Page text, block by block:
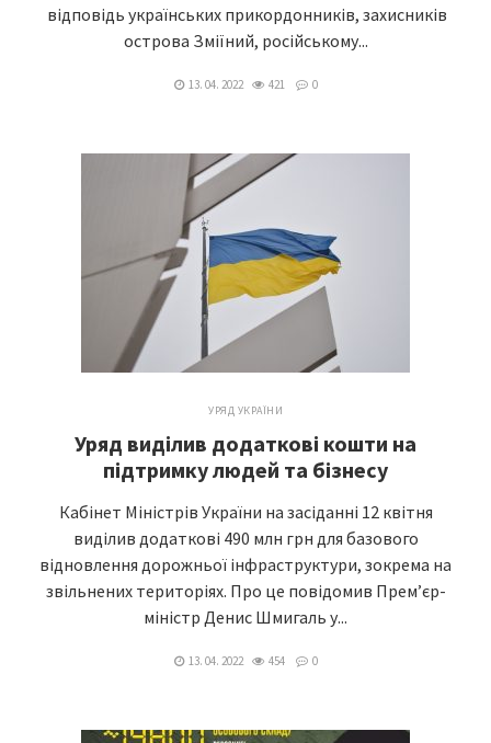
відповідь українських прикордонників, захисників
острова Зміїний, російському...
13. 04. 2022 421 0
УРЯД УКРАЇНИ
Уряд виділив додаткові кошти на
підтримку людей та бізнесу
Кабінет Міністрів України на засіданні 12 квітня
виділив додаткові 490 млн грн для базового
відновлення дорожньої інфраструктури, зокрема на
звільнених територіях. Про це повідомив Прем’єр-
міністр Денис Шмигаль у...
13. 04. 2022 454 0